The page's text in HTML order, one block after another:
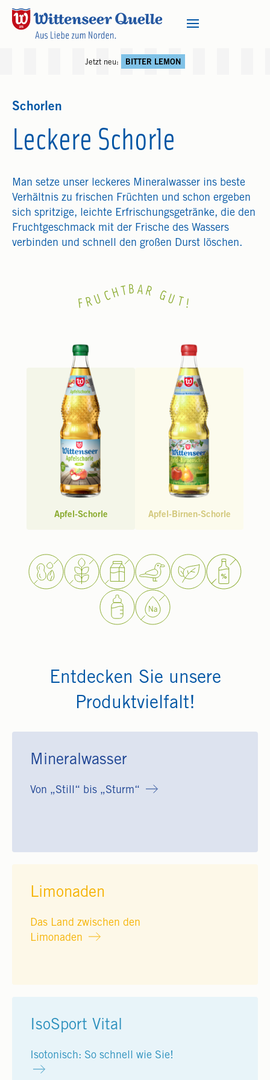
Jetzt neu: BITTER LEMON
Schorlen
Leckere Schorle
Man setze unser leckeres Mineralwasser ins beste
Verhältnis zu frischen Früchten und schon ergeben
sich spritzige, leichte Erfrischungsgetränke, die den
Fruchtgeschmack mit der Frische des Wassers
verbinden und schnell den großen Durst löschen.
FRUCHTBAR GUT!
Apfel-Schorle Apfel-Birnen-Schorle
Entdecken Sie unsere
Produktvielfalt!
Mineralwasser
Von „Still“ bis „Sturm“
Limonaden
Das Land zwischen den
Limonaden
IsoSport Vital
Isotonisch: So schnell wie Sie!